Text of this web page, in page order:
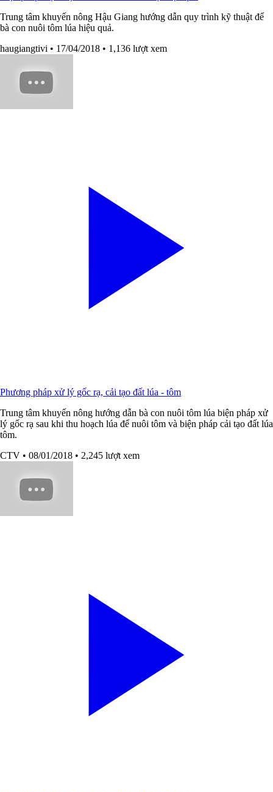
Trung tâm khuyến nông Hậu Giang hướng dẫn quy trình kỹ thuật để
bà con nuôi tôm lúa hiệu quả.
haugiangtivi • 17/04/2018 • 1,136 lượt xem
Phương pháp xử lý gốc rạ, cải tạo đất lúa - tôm
Trung tâm khuyến nông hướng dẫn bà con nuôi tôm lúa biện pháp xử
lý gốc rạ sau khi thu hoạch lúa để nuôi tôm và biện pháp cải tạo đất lúa
tôm.
CTV • 08/01/2018 • 2,245 lượt xem